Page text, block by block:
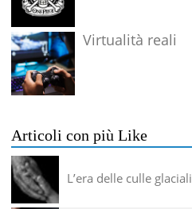
Virtualità reali
Articoli con più Like
L’era delle culle glaciali